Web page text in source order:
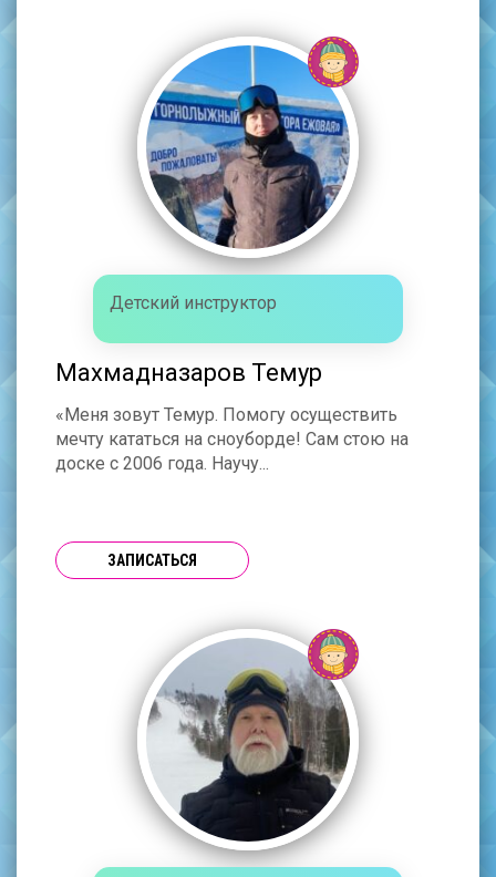
Детский инструктор
Махмадназаров Темур
«Меня зовут Темур. Помогу осуществить
мечту кататься на сноуборде! Сам стою на
доске с 2006 года. Научу...
ЗАПИСАТЬСЯ